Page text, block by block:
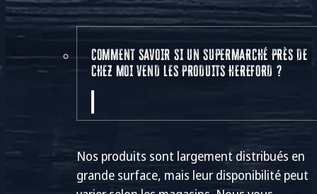
COMMENT SAVOIR SI UN SUPERMARCHÉ PRÈS DE
CHEZ MOI VEND LES PRODUITS HEREFORD ?
Nos produits sont largement distribués en
grande surface, mais leur disponibilité peut